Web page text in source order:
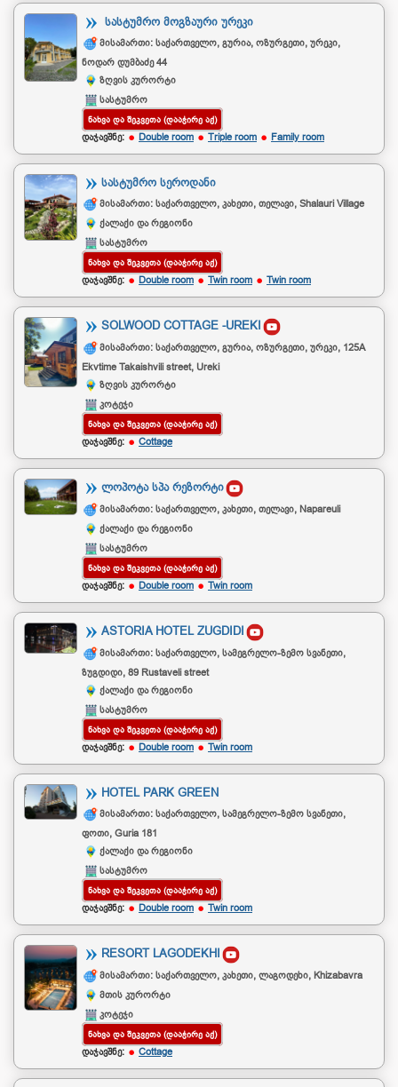
ᲡᲐᲡᲢᲣᲛᲠᲝ ᲛᲝᲒᲖᲐᲣᲠᲘ ᲣᲠᲔᲙᲘ
მისამართი: საქართველო, გურია, ოზურგეთი, ურეკი,
ნოდარ დუმბაძე 44
ზღვის კურორტი
სასტუმრო
ᲜᲐᲮᲕᲐ ᲓᲐ ᲨᲔᲙᲕᲔᲗᲐ (ᲓᲐᲐᲭᲘᲠᲔ ᲐᲥ)
დაჯავშნე: Double room Triple room Family room
ᲡᲐᲡᲢᲣᲛᲠᲝ ᲡᲔᲠᲝᲓᲐᲜᲘ
მისამართი: საქართველო, კახეთი, თელავი, Shalauri Village
ქალაქი და რეგიონი
სასტუმრო
ᲜᲐᲮᲕᲐ ᲓᲐ ᲨᲔᲙᲕᲔᲗᲐ (ᲓᲐᲐᲭᲘᲠᲔ ᲐᲥ)
დაჯავშნე: Double room Twin room Twin room
SOLWOOD COTTAGE -UREKI
მისამართი: საქართველო, გურია, ოზურგეთი, ურეკი, 125A
Ekvtime Takaishvili street, Ureki
ზღვის კურორტი
კოტეჯი
ᲜᲐᲮᲕᲐ ᲓᲐ ᲨᲔᲙᲕᲔᲗᲐ (ᲓᲐᲐᲭᲘᲠᲔ ᲐᲥ)
დაჯავშნე: Cottage
ᲚᲝᲞᲝᲢᲐ ᲡᲞᲐ ᲠᲔᲖᲝᲠᲢᲘ
მისამართი: საქართველო, კახეთი, თელავი, Napareuli
ქალაქი და რეგიონი
სასტუმრო
ᲜᲐᲮᲕᲐ ᲓᲐ ᲨᲔᲙᲕᲔᲗᲐ (ᲓᲐᲐᲭᲘᲠᲔ ᲐᲥ)
დაჯავშნე: Double room Twin room
ASTORIA HOTEL ZUGDIDI
მისამართი: საქართველო, სამეგრელო-ზემო სვანეთი,
ზუგდიდი, 89 Rustaveli street
ქალაქი და რეგიონი
სასტუმრო
ᲜᲐᲮᲕᲐ ᲓᲐ ᲨᲔᲙᲕᲔᲗᲐ (ᲓᲐᲐᲭᲘᲠᲔ ᲐᲥ)
დაჯავშნე: Double room Twin room
HOTEL PARK GREEN
მისამართი: საქართველო, სამეგრელო-ზემო სვანეთი,
ფოთი, Guria 181
ქალაქი და რეგიონი
სასტუმრო
ᲜᲐᲮᲕᲐ ᲓᲐ ᲨᲔᲙᲕᲔᲗᲐ (ᲓᲐᲐᲭᲘᲠᲔ ᲐᲥ)
დაჯავშნე: Double room Twin room
RESORT LAGODEKHI
მისამართი: საქართველო, კახეთი, ლაგოდეხი, Khizabavra
მთის კურორტი
კოტეჯი
ᲜᲐᲮᲕᲐ ᲓᲐ ᲨᲔᲙᲕᲔᲗᲐ (ᲓᲐᲐᲭᲘᲠᲔ ᲐᲥ)
დაჯავშნე: Cottage